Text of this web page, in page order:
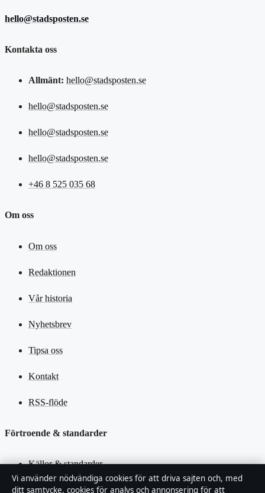
hello@stadsposten.se
Kontakta oss
Allmänt: hello@stadsposten.se
hello@stadsposten.se
hello@stadsposten.se
hello@stadsposten.se
+46 8 525 035 68
Om oss
Om oss
Redaktionen
Vår historia
Nyhetsbrev
Tipsa oss
Kontakt
RSS-flöde
Förtroende & standarder
Källor & standarder
Redaktionell policy
Vi använder nödvändiga cookies för att driva sajten och, med
ditt samtycke, cookies för analys och annonsering för att